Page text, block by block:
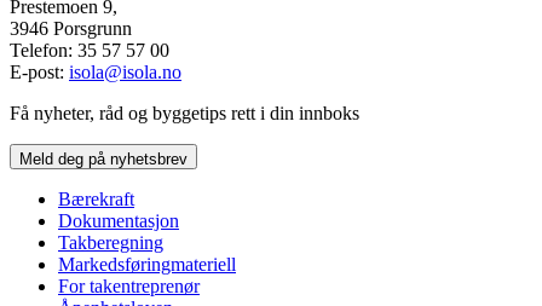
Prestemoen 9,
3946 Porsgrunn
Telefon: 35 57 57 00
E-post: isola@isola.no
Få nyheter, råd og byggetips rett i din innboks
Meld deg på nyhetsbrev
Bærekraft
Dokumentasjon
Takberegning
Markedsføringmateriell
For takentreprenør